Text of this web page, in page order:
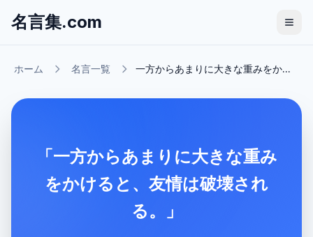
名言集.com
ホーム 名言一覧 一方からあまりに大きな重みをか...
「一方からあまりに大きな重み
をかけると、友情は破壊され
る。」